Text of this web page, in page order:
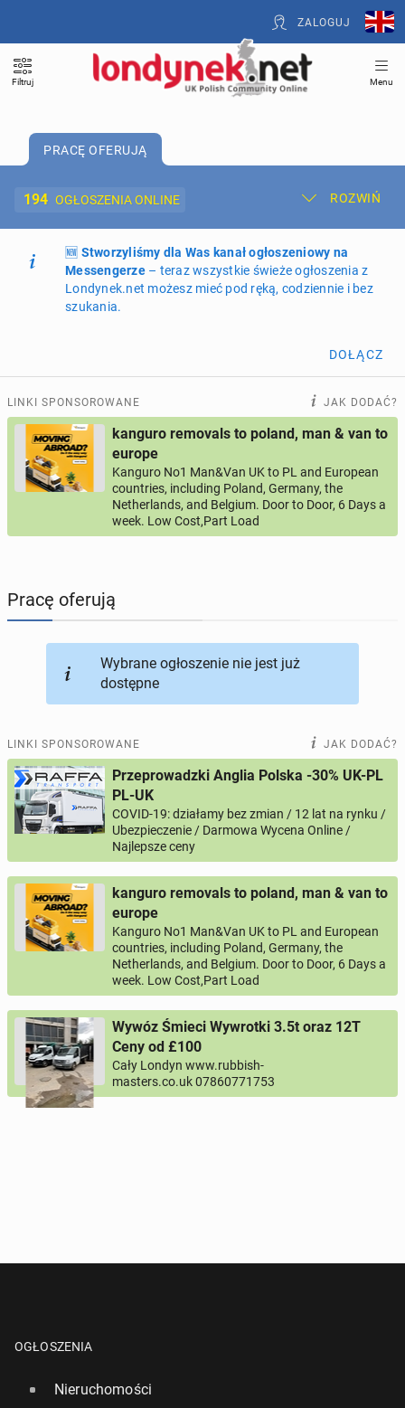
ZALOGUJ
Filtruj Menu
PRACĘ OFERUJĄ
194 OGŁOSZENIA ONLINE ROZWIŃ
Dodaj ogłoszenie Moje ogłoszenia
Oferta i cennik ogłoszeń
ogłoszenia online
PROFILE KANDYDATÓW 291profili online
USŁUGI 163ogłoszenia online
MOTORYZACJA 10ogłoszeń online
🆕 Stworzyliśmy dla Was kanał ogłoszeniowy na
Messengerze– teraz wszystkie świeże ogłoszenia z
Londynek.net możesz mieć pod ręką, codziennie i bez
szukania.
DOŁĄCZ
LINKI SPONSOROWANE JAK DODAĆ?
kanguro removals to poland, man & van to
europe
Kanguro No1 Man&Van UK to PL and European
countries, including Poland, Germany, the
Netherlands, and Belgium. Door to Door, 6 Days a
week. Low Cost,Part Load
Pracę oferują
Wybrane ogłoszenie nie jest już
dostępne
LINKI SPONSOROWANE JAK DODAĆ?
Przeprowadzki Anglia Polska -30% UK-PL
PL-UK
COVID-19: działamy bez zmian / 12 lat na rynku /
Ubezpieczenie / Darmowa Wycena Online /
Najlepsze ceny
kanguro removals to poland, man & van to
europe
Kanguro No1 Man&Van UK to PL and European
countries, including Poland, Germany, the
Netherlands, and Belgium. Door to Door, 6 Days a
week. Low Cost,Part Load
Wywóz Śmieci Wywrotki 3.5t oraz 12T
Ceny od £100
Cały Londyn www.rubbish-
masters.co.uk 07860771753
OGŁOSZENIA
Nieruchomości